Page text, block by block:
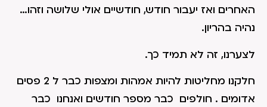
האחרים ואז יעבור חודש, חודשיים אולי שלושה וזהו…
נהיה בהריון.
לצערנו, זה לא תמיד כך.
חלקנו מחליטות להיות אמהות ומצפות כבר ל 2 פסים
אדומים . חולפים כבר מספר חודשים ואנחנו כבר